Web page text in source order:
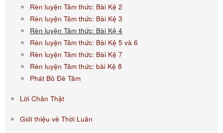
Rèn luyện Tâm thức: Bài Kệ 2
Rèn luyện Tâm thức: Bài Kệ 3
Rèn luyện Tâm thức: Bài Kệ 4
Rèn luyện Tâm thức: Bài Kệ 5 và 6
Rèn luyện Tâm thức: Bài Kệ 7
Rèn luyện Tâm thức: bài Kệ 8
Phát Bồ Đề Tâm
Lời Chân Thật
Giới thiệu về Thời Luân